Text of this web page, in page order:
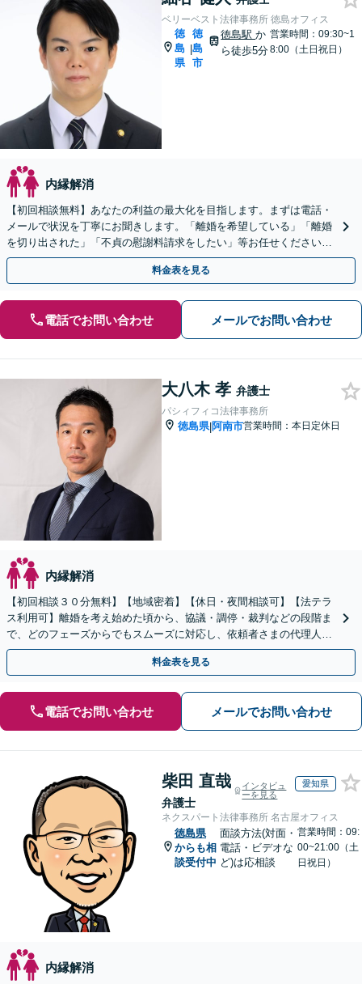
ベリーベスト法律事務所 徳島オフィス
徳
島
県
|
徳
島
市
徳島駅か
ら徒歩5分
営業時間：09:30~1
8:00（土日祝日）
内縁解消
【初回相談無料】あなたの利益の最大化を目指します。まずは電話・
メールで状況を丁寧にお聞きします。「離婚を希望している」「離婚
を切り出された」「不貞の慰謝料請求をしたい」等お任せください。
【リーズナブルな料金設定】
料金表を見る
電話でお問い合わせ メールでお問い合わせ
大八木 孝 弁護士
パシィフィコ法律事務所
徳島県|阿南市営業時間：本日定休日
内縁解消
【初回相談３０分無料】【地域密着】【休日・夜間相談可】【法テラ
ス利用可】離婚を考え始めた頃から、協議・調停・裁判などの段階ま
で、どのフェーズからでもスムーズに対応し、依頼者さまの代理人と
して適切に交渉します。
料金表を見る
電話でお問い合わせ メールでお問い合わせ
柴田 直哉
弁護士
インタビュ
ーを見る
愛知県
ネクスパート法律事務所 名古屋オフィス
徳島県
からも相
談受付中
面談方法(対面・
電話・ビデオな
ど)は応相談
営業時間：09:
00~21:00（土
日祝日）
内縁解消